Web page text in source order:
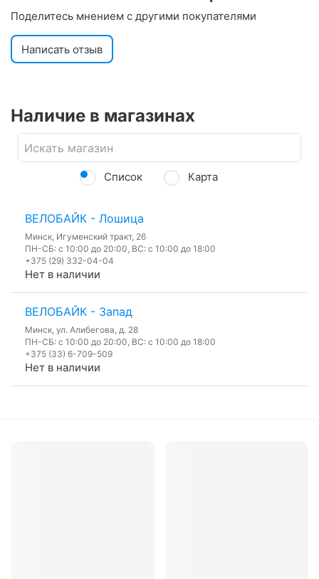
Поделитесь мнением с другими покупателями
Написать отзыв
Наличие в магазинах
Список Карта
ВЕЛОБАЙК - Лошица
Минск, Игуменский тракт, 26
ПН-СБ: с 10:00 до 20:00, ВС: с 10:00 до 18:00
+375 (29) 332-04-04
Нет в наличии
ВЕЛОБАЙК - Запад
Минск, ул. Алибегова, д. 28
ПН-СБ: с 10:00 до 20:00, ВС: с 10:00 до 18:00
+375 (33) 6-709-509
Нет в наличии